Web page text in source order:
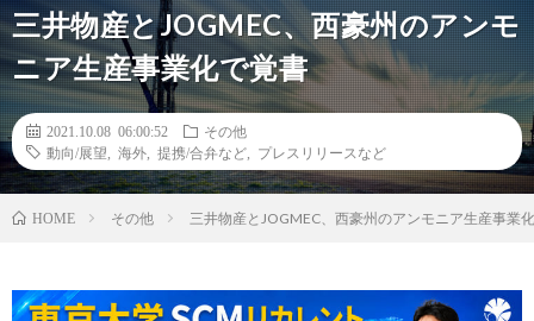
三井物産とJOGMEC、西豪州のアンモ
ニア生産事業化で覚書
2021.10.08 06:00:52
その他
動向/展望
海外 提携/合弁など プレスリリースなど
HOME その他 三井物産とJOGMEC、西豪州のアンモニア生産事業